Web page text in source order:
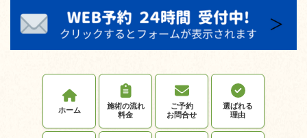
ホーム
施術の流れ
料金
ご予約
お問合せ
選ばれる
理由